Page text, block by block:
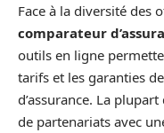
Face à la diversité des
comparateur
outils en ligne
tarifs et les garanties
d’assurance. La
de partenariats avec